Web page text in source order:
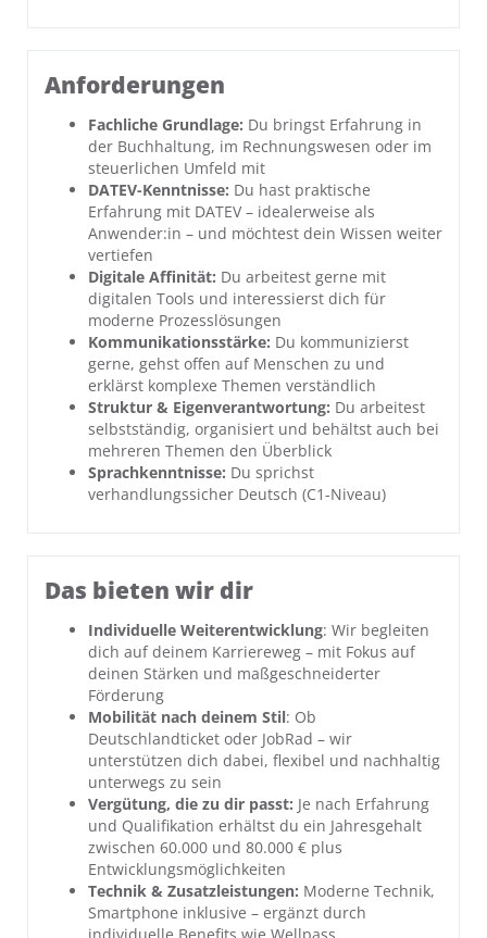
Anforderungen
Fachliche Grundlage: Du bringst Erfahrung in
der Buchhaltung, im Rechnungswesen oder im
steuerlichen Umfeld mit
DATEV-Kenntnisse: Du hast praktische
Erfahrung mit DATEV – idealerweise als
Anwender:in – und möchtest dein Wissen weiter
vertiefen
Digitale Affinität: Du arbeitest gerne mit
digitalen Tools und interessierst dich für
moderne Prozesslösungen
Kommunikationsstärke: Du kommunizierst
gerne, gehst offen auf Menschen zu und
erklärst komplexe Themen verständlich
Struktur & Eigenverantwortung: Du arbeitest
selbstständig, organisiert und behältst auch bei
mehreren Themen den Überblick
Sprachkenntnisse: Du sprichst
verhandlungssicher Deutsch (C1-Niveau)
Das bieten wir dir
Individuelle Weiterentwicklung: Wir begleiten
dich auf deinem Karriereweg – mit Fokus auf
deinen Stärken und maßgeschneiderter
Förderung
Mobilität nach deinem Stil: Ob
Deutschlandticket oder JobRad – wir
unterstützen dich dabei, flexibel und nachhaltig
unterwegs zu sein
Vergütung, die zu dir passt: Je nach Erfahrung
und Qualifikation erhältst du ein Jahresgehalt
zwischen 60.000 und 80.000 € plus
Entwicklungsmöglichkeiten
Technik & Zusatzleistungen: Moderne Technik,
Smartphone inklusive – ergänzt durch